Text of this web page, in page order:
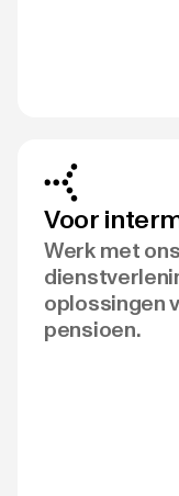
Voor
Werk met
oplossingen
pensioen.